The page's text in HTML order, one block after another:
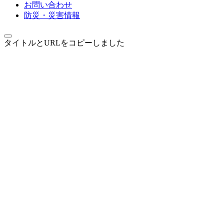
お問い合わせ
防災・災害情報
タイトルとURLをコピーしました